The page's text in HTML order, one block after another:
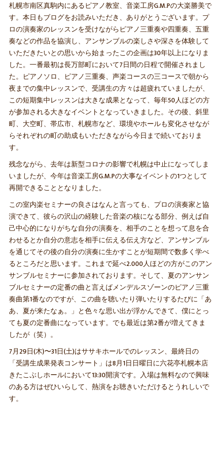
札幌市南区真駒内にあるピアノ教室、音楽工房G.M.Pの大楽勝美で
す。本日もブログをお読みいただき、ありがとうございます。プ
ロの演奏家のレッスンを受けながらピアノ三重奏や四重奏、五重
奏などの作品を協演し、アンサンブルの楽しさや深さを体験して
いただきたいとの思いから始まったこの企画は30年以上になりま
した。一番最初は長万部町において7日間の日程で開催されまし
た。ピアノソロ、ピアノ三重奏、声楽コースの三コースで朝から
夜までの集中レッスンで、受講生の方々は超疲れていましたが、
この短期集中レッスンは大きな成果となって、毎年50人ほどの方
が参加される大きなイベントとなっていきました。その後、斜里
町、大空町、帯広市、札幌市など、環境やホールも変化させなが
らそれぞれの町の助成もいただきながら今日まで続いておりま
す。
残念ながら、去年は新型コロナの影響で札幌は中止になってしま
いましたが、今年は音楽工房G.M.Pの大事なイベントの1つとして
再開できることとなりました。
この室内楽セミナーの良さはなんと言っても、プロの演奏家と協
演できて、彼らの沢山の経験した音楽の核になる部分、例えば自
己中心的になりがちな自分の演奏を、相手のことを想って息を合
わせるとか自分の意志を相手に伝える伝え方など、アンサンブル
を通じてその後の自分の演奏に生かすことが短期間で数多く学べ
るところだと思います。これまで延べ2.000人ほどの方がこのアン
サンブルセミナーに参加されております。そして、夏のアンサン
ブルセミナーの定番の曲と言えばメンデルスゾーンのピアノ三重
奏曲第1番なのですが、この曲を聴いたり弾いたりするたびに「あ
あ、夏が来たなぁ。」と色々な思い出が浮かんできて、僕にとっ
ても夏の定番曲になっています。でも最近は第2番が増えてきま
したが（笑）。
7月29日(木)〜31日(土)はササキホールでのレッスン、最終日の
「受講生成果発表コンサート」は8月1日日曜日に六花亭札幌本店
きたこぶしホールにおいて13:30開演です。入場は無料なので興味
のある方はぜひいらして、熱演をお聴きいただけるとうれしいで
す。